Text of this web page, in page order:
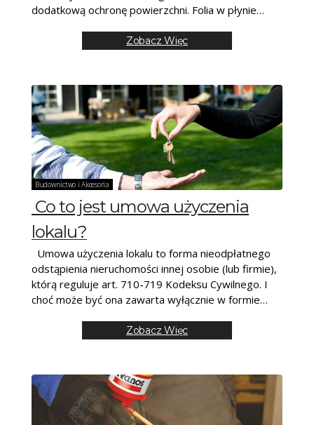
dodatkową ochronę powierzchni. Folia w płynie
Zobacz Więc
Budownictwo i Akcesoria
Co to jest umowa użyczenia
lokalu?
Umowa użyczenia lokalu to forma nieodpłatnego
odstąpienia nieruchomości innej osobie (lub firmie),
którą reguluje art. 710-719 Kodeksu Cywilnego. I
choć może być ona zawarta wyłącznie w formie
Zobacz Więc